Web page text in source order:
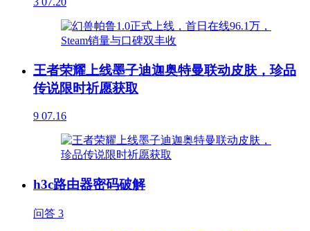
王者荣耀上线墨子迪迦奥特曼联动皮肤，珍品
传说限时祈愿获取
9 07.16
h3c路由器密码破解
问答 3